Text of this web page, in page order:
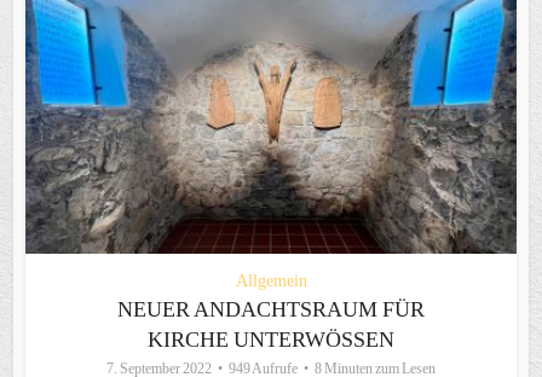
Allgemein
NEUER ANDACHTSRAUM FÜR
KIRCHE UNTERWÖSSEN
7. September 2022 949 Aufrufe 8 Minuten zum Lesen